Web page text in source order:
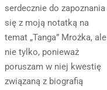
serdecznie do zapoznania
się z moją notatką na
temat „Tanga” Mrożka, ale
nie tylko, ponieważ
poruszam w niej kwestię
związaną z biografią